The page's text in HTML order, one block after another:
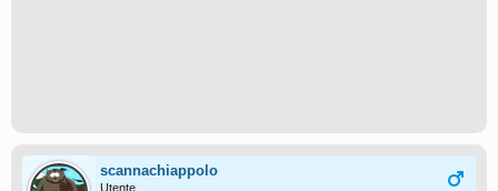
scannachiappolo
Utente